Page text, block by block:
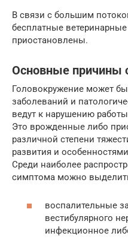
В связи с большим
бесплатные
приостановлены.
Основные причины
Головокружение может
заболеваний и
ведут к нарушению
Это врожденные либо
различной степени
развития и
Среди наиболее
симптома можно
воспалительные
вестибулярного
инфекционное